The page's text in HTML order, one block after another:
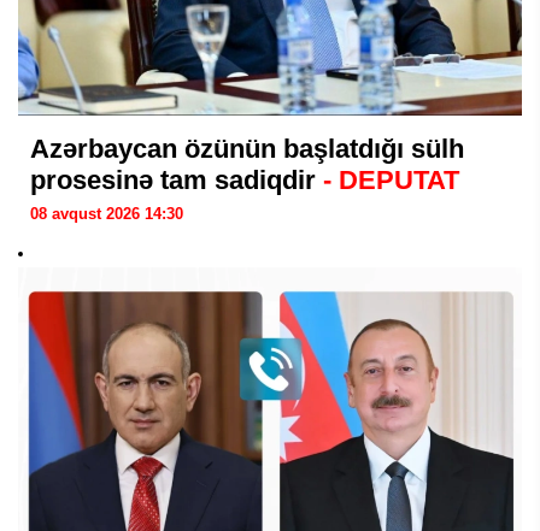
Azərbaycan özünün başlatdığı sülh
prosesinə tam sadiqdir - DEPUTAT
08 avqust 2026 14:30